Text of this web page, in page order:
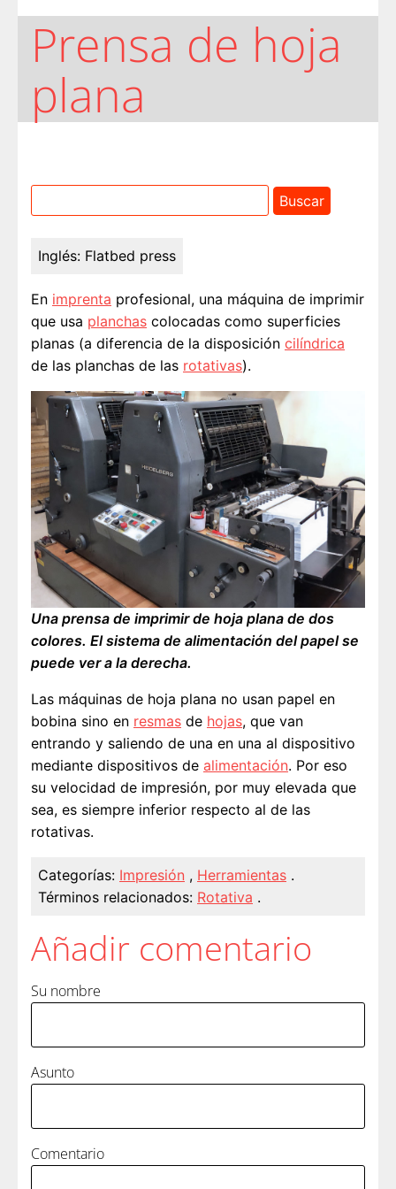
Prensa de hoja
plana
Inglés: Flatbed press
En imprenta profesional, una máquina de imprimir
que usa planchas colocadas como superficies
planas (a diferencia de la disposición cilíndrica
de las planchas de las rotativas).
Una prensa de imprimir de hoja plana de dos
colores. El sistema de alimentación del papel se
puede ver a la derecha.
Las máquinas de hoja plana no usan papel en
bobina sino en resmas de hojas, que van
entrando y saliendo de una en una al dispositivo
mediante dispositivos de alimentación. Por eso
su velocidad de impresión, por muy elevada que
sea, es siempre inferior respecto al de las
rotativas.
Categorías: Impresión , Herramientas .
Términos relacionados: Rotativa .
Añadir comentario
Su nombre
Asunto
Comentario